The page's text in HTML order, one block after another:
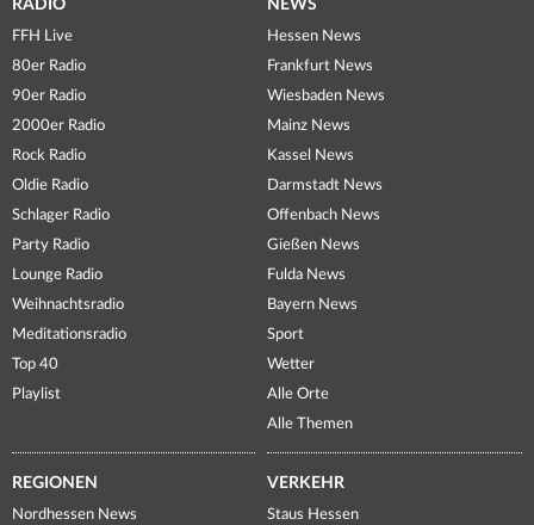
RADIO
FFH Live
80er Radio
90er Radio
2000er Radio
Rock Radio
Oldie Radio
Schlager Radio
Party Radio
Lounge Radio
Weihnachtsradio
Meditationsradio
Top 40
Playlist
NEWS
Hessen News
Frankfurt News
Wiesbaden News
Mainz News
Kassel News
Darmstadt News
Offenbach News
Gießen News
Fulda News
Bayern News
Sport
Wetter
Alle Orte
Alle Themen
REGIONEN
Nordhessen News
VERKEHR
Staus Hessen